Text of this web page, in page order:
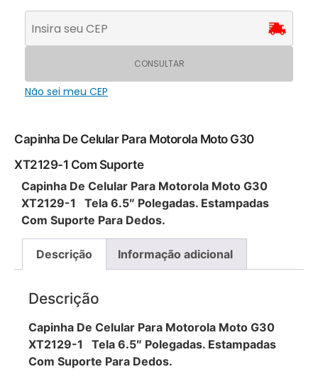
Capinha De Celular Para Motorola Moto G30
XT2129-1 Com Suporte
Capinha De Celular Para Motorola Moto G30
XT2129-1 Tela 6.5″ Polegadas. Estampadas
Com Suporte Para Dedos.
Descrição Informação adicional
Descrição
Capinha De Celular Para Motorola Moto G30
XT2129-1 Tela 6.5″ Polegadas. Estampadas
Com Suporte Para Dedos.
CONSULTAR
Não sei meu CEP